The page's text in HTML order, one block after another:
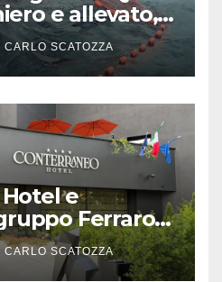
e allevato,
CARLO SCATOZZA
e
Ferraro
e il gusto
CARLO SCATOZZA